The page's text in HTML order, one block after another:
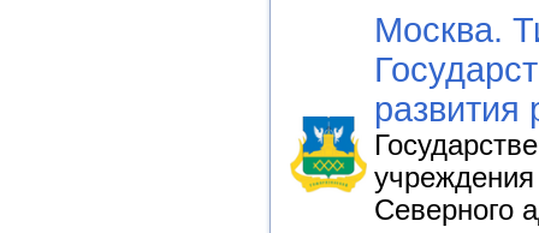
Москва.
развития
Северного